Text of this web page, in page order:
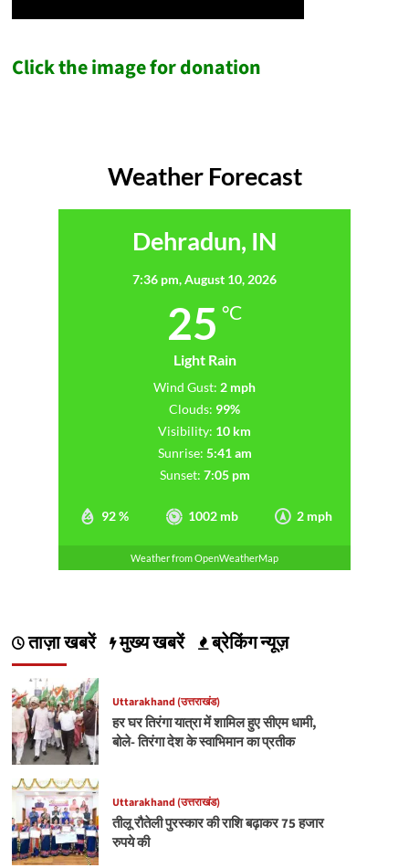
Click the image for donation
Weather Forecast
Dehradun, IN
7:36 pm,August 10, 2026
25 °C
Light Rain
92 % 1002 mb 2 mph
Wind Gust: 2 mph
Clouds: 99%
Visibility: 10 km
Sunrise: 5:41 am
Sunset: 7:05 pm
Weather from OpenWeatherMap
ताज़ा खबरें मुख्य खबरें ब्रेकिंग न्यूज़
Uttarakhand (उत्तराखंड)
हर घर तिरंगा यात्रा में शामिल हुए सीएम धामी,
बोले- तिरंगा देश के स्वाभिमान का प्रतीक
Uttarakhand (उत्तराखंड)
तीलू रौतेली पुरस्कार की राशि बढ़ाकर 75 हजार
रुपये की